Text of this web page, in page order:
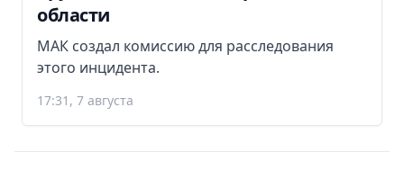
области
МАК создал комиссию для расследования
этого инцидента.
17:31, 7 августа